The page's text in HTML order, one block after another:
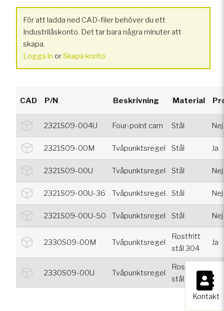
×
Kontakt
För att ladda ned CAD-filer behöver du ett
Industrilåskonto. Det tar bara några minuter att
skapa.
Logga in orSkapa konto
CAD P/N Beskrivning Material
2321S09-004U Four-point cam Stål Nej
2321S09-00M Tvåpunktsregel Stål Ja
2321S09-00U Tvåpunktsregel Stål Nej
2321S09-00U-36 Tvåpunktsregel Stål Nej
2321S09-00U-50 Tvåpunktsregel Stål Nej
2330S09-00M Tvåpunktsregel
Rostfritt
stål 304
Ja
2330S09-00U Tvåpunktsregel
Rostfritt
stål 304
Nej